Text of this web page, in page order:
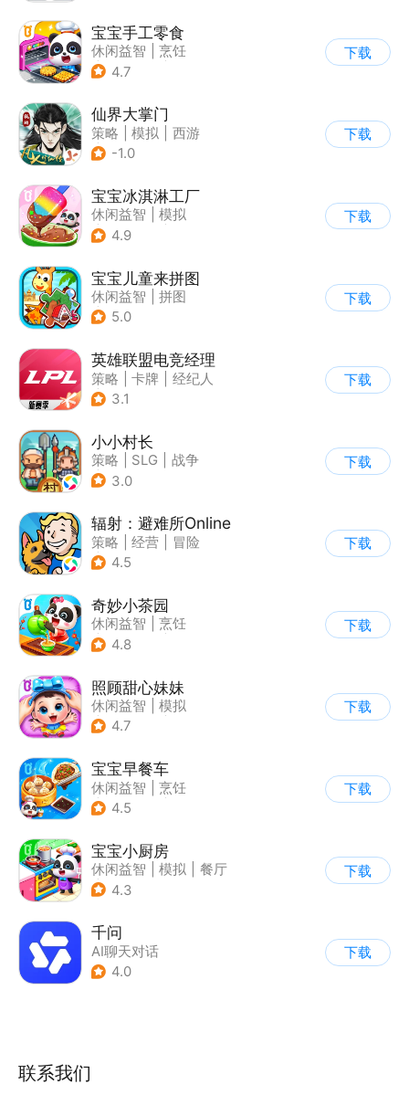
宝宝手工零食
休闲益智
烹饪
| 宝宝巴士
4.7
下载
仙界大掌门
策略 模拟
西游
| 剧情
-1.0
下载
宝宝冰淇淋工厂
休闲益智
模拟
| 宝宝巴士
4.9
下载
宝宝儿童来拼图
休闲益智
拼图
| 儿童游戏
5.0
下载
英雄联盟电竞经理
策略 卡牌
经纪人
| 英雄联盟
3.1
下载
小小村长
策略 SLG
战争
| 像素风
3.0
下载
辐射：避难所Online
策略 经营
冒险
| 辐射
4.5
下载
奇妙小茶园
休闲益智
烹饪
| 宝宝巴士
4.8
下载
照顾甜心妹妹
休闲益智
模拟
| 宝宝巴士
4.7
下载
宝宝早餐车
休闲益智
烹饪
| 宝宝巴士
4.5
下载
宝宝小厨房
休闲益智 模拟
餐厅
| 宝宝巴士
4.3
下载
千问
AI聊天对话
4.0
下载
联系我们